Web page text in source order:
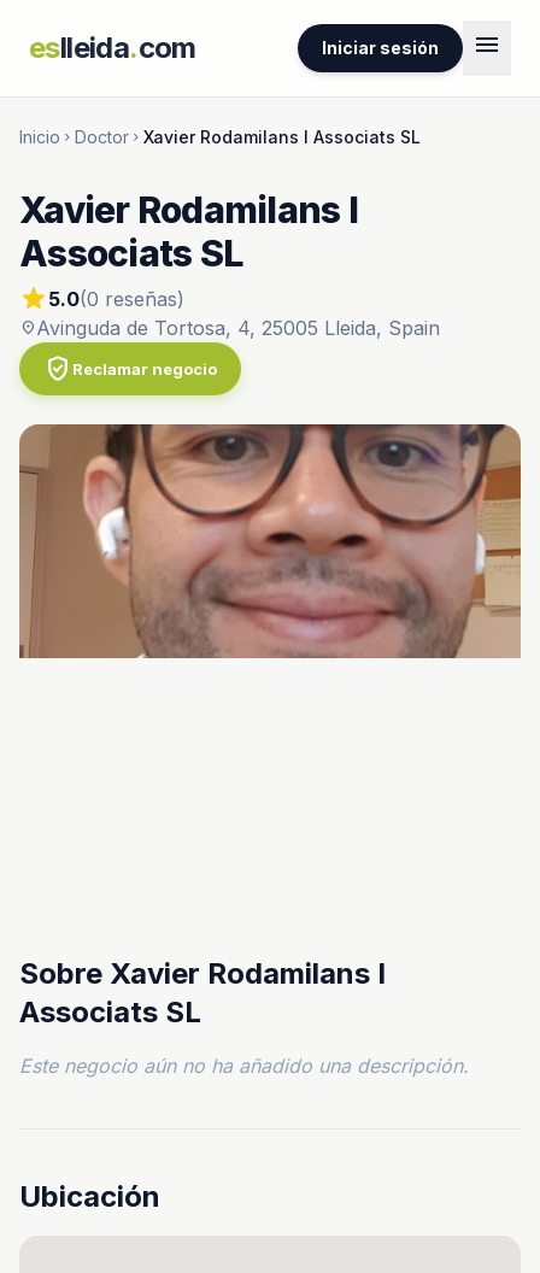
eslleida.com Iniciar sesión menu
Inicio chevron_right Doctor chevron_right Xavier Rodamilans I Associats SL
Xavier Rodamilans I
Associats SL
star5.0(0 reseñas)
location_onAvinguda de Tortosa, 4, 25005 Lleida, Spain
verified_user Reclamar negocio
Sobre Xavier Rodamilans I
Associats SL
Este negocio aún no ha añadido una descripción.
Ubicación